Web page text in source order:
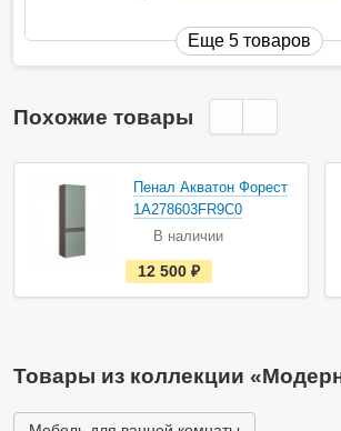
Еще 5 товаров
Похожие товары
Акция
Пенал Акватон Форест
1A278603FR9C0
В наличии
е
с
т
л
12 500
Товары из коллекции